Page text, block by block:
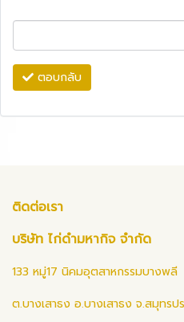
ตอบกลับ
ติดต่อเรา
บริษัท ไก่ดำมหากิจ จำกัด
133 หมู่17 นิคมอุตสาหกรรมบางพลี
ต.บางเสาธง อ.บางเสาธง จ.สมุทรป